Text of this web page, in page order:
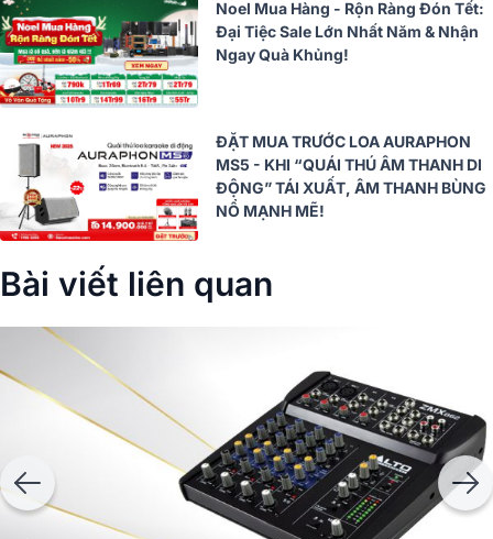
Noel Mua Hàng - Rộn Ràng Đón Tết:
Đại Tiệc Sale Lớn Nhất Năm & Nhận
Ngay Quà Khủng!
ĐẶT MUA TRƯỚC LOA AURAPHON
MS5 - KHI “QUÁI THÚ ÂM THANH DI
ĐỘNG” TÁI XUẤT, ÂM THANH BÙNG
NỔ MẠNH MẼ!
Bài viết liên quan